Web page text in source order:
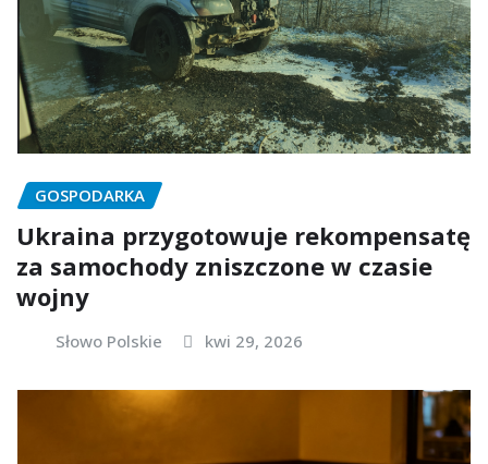
GOSPODARKA
Ukraina przygotowuje rekompensatę
za samochody zniszczone w czasie
wojny
Słowo Polskie kwi 29, 2026